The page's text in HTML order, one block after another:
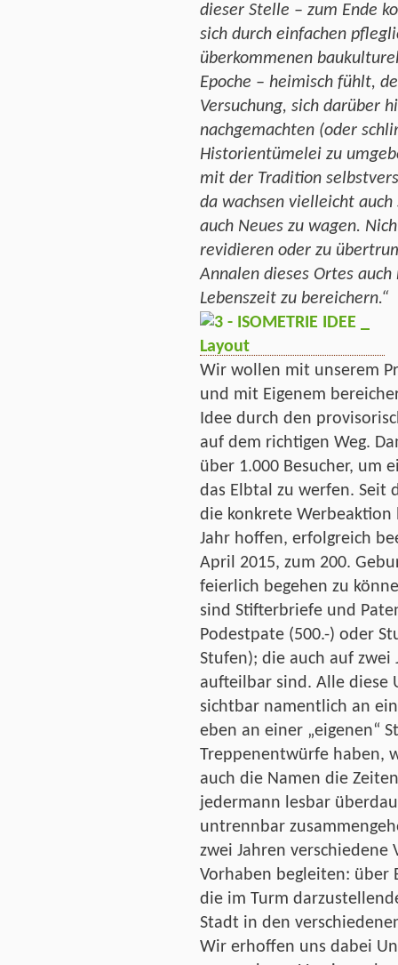
dieser Stelle – zum Ende
sich durch einfachen
überkommenen
Epoche – heimisch fühlt,
Versuchung, sich darüber
nachgemachten (oder
Historientümelei zu
mit der Tradition
da wachsen vielleicht
auch Neues zu wagen.
revidieren oder zu
Annalen dieses Ortes
Lebenszeit zu bereichern.“
Wir wollen mit unserem
und mit Eigenem
Idee durch den
auf dem richtigen Weg.
über 1.000 Besucher, um
das Elbtal zu werfen. Seit
die konkrete Werbeaktion
Jahr hoffen, erfolgreich
April 2015, zum 200.
feierlich begehen zu
sind Stifterbriefe und
Podestpate (500.-) oder
Stufen); die auch auf
aufteilbar sind. Alle diese
sichtbar namentlich an
eben an einer „eigenen“
Treppenentwürfe haben,
auch die Namen die
jedermann lesbar
untrennbar
zwei Jahren
Vorhaben begleiten: über
die im Turm
Stadt in den
Wir erhoffen uns dabei